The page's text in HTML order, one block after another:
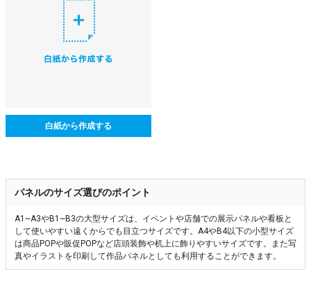
白紙から作成する
パネルのサイズ選びのポイント
A1~A3やB1~B3の大型サイズは、イベントや店舗での展示パネルや看板と
して使いやすい遠くからでも目立つサイズです。A4やB4以下の小型サイズ
は商品POPや販促POPなど店頭装飾や机上に飾りやすいサイズです。また写
真やイラストを印刷して作品パネルとしても利用することができます。